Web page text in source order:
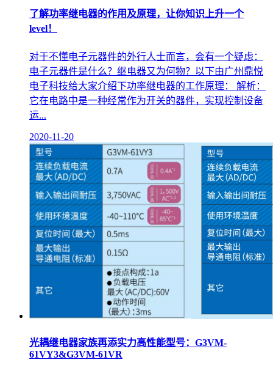
了解功率继电器的作用及原理，让你知识上升一个
level！
对于不懂电子元器件的外行人士而言，会有一个疑虑：
电子元器件是什么？继电器又为何物？以下由广州鼎悦
电子科技给大家介绍下功率继电器的工作原理： 解析：
它在电路中是一种经常作为开关的器件，实现控制设备
运...
2020-11-20
光耦继电器家族再添实力高性能型号：G3VM-
61VY3&G3VM-61VR